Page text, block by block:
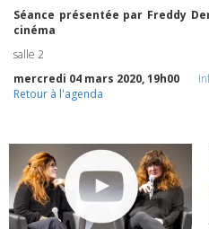
Séance présentée par Freddy
cinéma
salle 2
mercredi 04 mars 2020, 19h00
Retour à l'agenda